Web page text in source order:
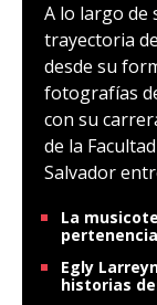
A lo largo de
trayectoria
desde su
fotografías
con su
de la
Salvador
La
Egly
historias